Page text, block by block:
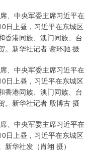
、中央军委主席习近平在
日上昼，习近平在东城区
香港同族、澳门同族、台
。新华社记者 谢环驰 摄
、中央军委主席习近平在
日上昼，习近平在东城区
香港同族、澳门同族、台
。新华社记者 殷博古 摄
、中央军委主席习近平在
日上昼，习近平在东城区
华社发（肖翊 摄）